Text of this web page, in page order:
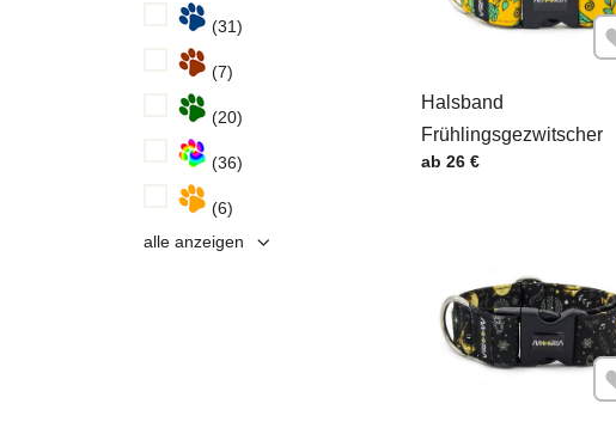
Halsband
Frühlingsgezwitscher
Preis mit MwSt.
ab 26 €
(31)
(7)
(20)
(36)
(6)
alle anzeigen